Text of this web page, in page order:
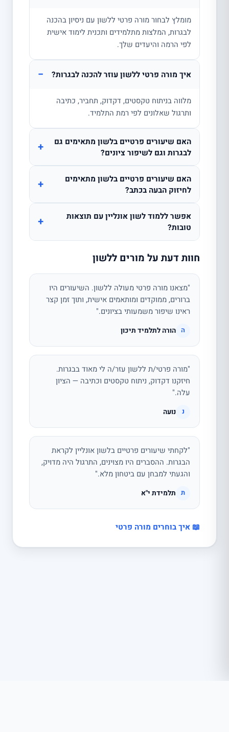
מומלץ לבחור מורה פרטי ללשון עם ניסיון בהכנה
לבגרות, המלצות מתלמידים ותכנית לימוד אישית
לפי הרמה והיעדים שלך.
איך מורה פרטי ללשון עוזר להכנה לבגרות? −
מלווה בניתוח טקסטים, דקדוק, תחביר, כתיבה
ותרגול שאלונים לפי רמת התלמיד.
האם שיעורים פרטיים בלשון מתאימים גם
לבגרות וגם לשיפור ציונים?
+
האם שיעורים פרטיים בלשון מתאימים
לחיזוק הבעה בכתב?
+
אפשר ללמוד לשון אונליין עם תוצאות
טובות?
+
חוות דעת על מורים ללשון
"מצאנו מורה פרטי מעולה ללשון. השיעורים היו
ברורים, ממוקדים ומותאמים אישית, ותוך זמן קצר
ראינו שיפור משמעותי בציונים."
ה הורה לתלמיד תיכון
"מורה פרטי/ת ללשון עזר/ה לי מאוד בבגרות.
חיזקנו דקדוק, ניתוח טקסטים וכתיבה — הציון
עלה."
נ נועה
"לקחתי שיעורים פרטיים בלשון אונליין לקראת
הבגרות. ההסברים היו מצוינים, התרגול היה מדויק,
והגעתי למבחן עם ביטחון מלא."
ת תלמידת י"א
📖 איך בוחרים מורה פרטי